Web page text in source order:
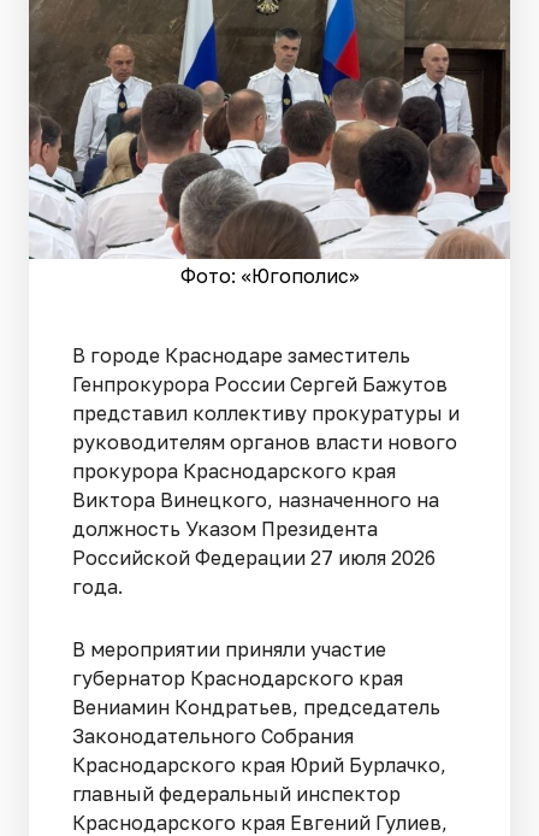
Фото: «Югополис»
В городе Краснодаре заместитель
Генпрокурора России Сергей Бажутов
представил коллективу прокуратуры и
руководителям органов власти нового
прокурора Краснодарского края
Виктора Винецкого, назначенного на
должность Указом Президента
Российской Федерации 27 июля 2026
года.
В мероприятии приняли участие
губернатор Краснодарского края
Вениамин Кондратьев, председатель
Законодательного Собрания
Краснодарского края Юрий Бурлачко,
главный федеральный инспектор
Краснодарского края Евгений Гулиев,